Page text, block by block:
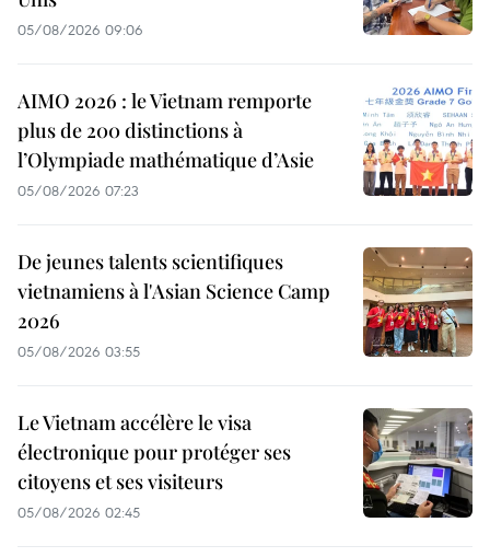
05/08/2026 09:06
AIMO 2026 : le Vietnam remporte
plus de 200 distinctions à
l’Olympiade mathématique d’Asie
05/08/2026 07:23
De jeunes talents scientifiques
vietnamiens à l'Asian Science Camp
2026
05/08/2026 03:55
Le Vietnam accélère le visa
électronique pour protéger ses
citoyens et ses visiteurs
05/08/2026 02:45